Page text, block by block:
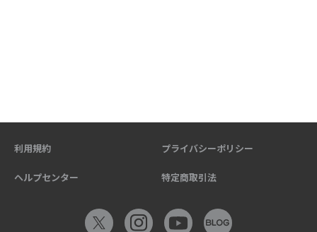
利用規約 プライバシーポリシー
ヘルプセンター 特定商取引法